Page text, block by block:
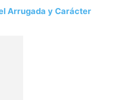
Arrugada y Carácter